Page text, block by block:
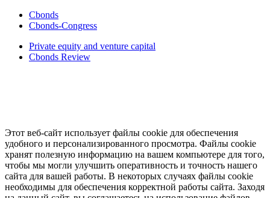
Cbonds
Cbonds-Congress
Private equity and venture capital
Cbonds Review
Этот веб-сайт использует файлы cookie для обеспечения
удобного и персонализированного просмотра. Файлы cookie
хранят полезную информацию на вашем компьютере для того,
чтобы мы могли улучшить оперативность и точность нашего
сайта для вашей работы. В некоторых случаях файлы cookie
необходимы для обеспечения корректной работы сайта. Заходя